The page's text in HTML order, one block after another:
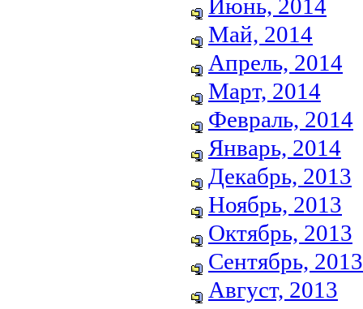
Июнь, 2014
Май, 2014
Апрель, 2014
Март, 2014
Февраль, 2014
Январь, 2014
Декабрь, 2013
Ноябрь, 2013
Октябрь, 2013
Сентябрь, 2013
Август, 2013